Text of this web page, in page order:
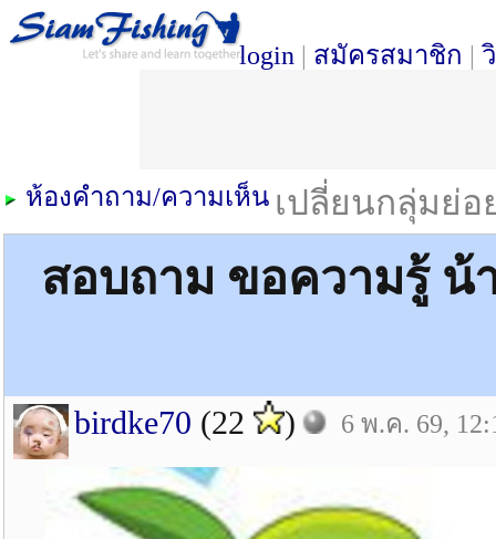
login | สมัครสมาชิก |
เปลี่ยนกลุ่มย่
ห้องคำถาม/ความเห็น
สอบถาม ขอความรู้ น้
birdke70 (22 ) 6 พ.ค. 69,